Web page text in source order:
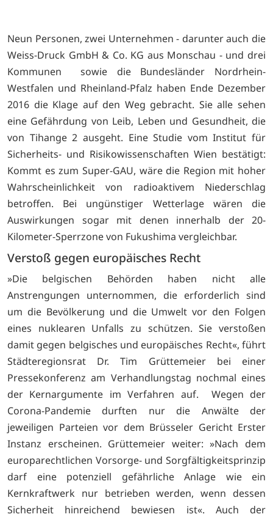
Neun Personen, zwei Unternehmen - darunter auch die
Weiss-Druck GmbH & Co. KG aus Monschau - und drei
Kommunen sowie die Bundesländer Nordrhein-
Westfalen und Rheinland-Pfalz haben Ende Dezember
2016 die Klage auf den Weg gebracht. Sie alle sehen
eine Gefährdung von Leib, Leben und Gesundheit, die
von Tihange 2 ausgeht. Eine Studie vom Institut für
Sicherheits- und Risikowissenschaften Wien bestätigt:
Kommt es zum Super-GAU, wäre die Region mit hoher
Wahrscheinlichkeit von radioaktivem Niederschlag
betroffen. Bei ungünstiger Wetterlage wären die
Auswirkungen sogar mit denen innerhalb der 20-
Kilometer-Sperrzone von Fukushima vergleichbar.
Verstoß gegen europäisches Recht
»Die belgischen Behörden haben nicht alle
Anstrengungen unternommen, die erforderlich sind
um die Bevölkerung und die Umwelt vor den Folgen
eines nuklearen Unfalls zu schützen. Sie verstoßen
damit gegen belgisches und europäisches Recht«, führt
Städteregionsrat Dr. Tim Grüttemeier bei einer
Pressekonferenz am Verhandlungstag nochmal eines
der Kernargumente im Verfahren auf. Wegen der
Corona-Pandemie durften nur die Anwälte der
jeweiligen Parteien vor dem Brüsseler Gericht Erster
Instanz erscheinen. Grüttemeier weiter: »Nach dem
europarechtlichen Vorsorge- und Sorgfältigkeitsprinzip
darf eine potenziell gefährliche Anlage wie ein
Kernkraftwerk nur betrieben werden, wenn dessen
Sicherheit hinreichend bewiesen ist«. Auch der